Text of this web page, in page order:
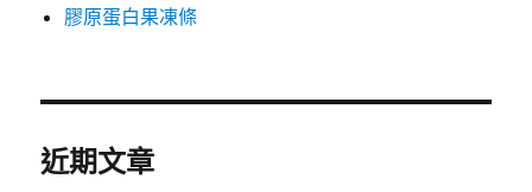
膠原蛋白果凍條
近期文章